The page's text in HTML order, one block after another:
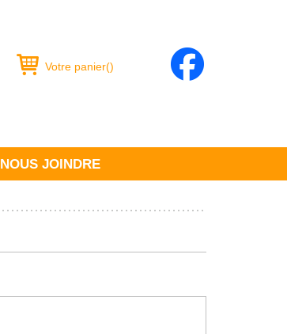
Votre panier()
NOUS JOINDRE